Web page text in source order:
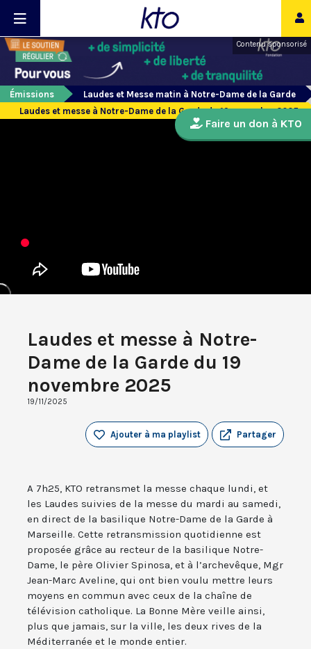
Contenu sponsorisé
Émissions
Laudes et Messe matin à Notre-Dame de la Garde
Laudes et messe à Notre-Dame de la Garde du 19 novembre 2025
Laudes et messe à Notre-
Dame de la Garde du 19
novembre 2025
19/11/2025
Partager
Ajouter à ma playlist
A 7h25, KTO retransmet la messe chaque lundi, et
les Laudes suivies de la messe du mardi au samedi,
en direct de la basilique Notre-Dame de la Garde à
Marseille. Cette retransmission quotidienne est
proposée grâce au recteur de la basilique Notre-
Dame, le père Olivier Spinosa, et à l’archevêque, Mgr
Jean-Marc Aveline, qui ont bien voulu mettre leurs
moyens en commun avec ceux de la chaîne de
télévision catholique. La Bonne Mère veille ainsi,
plus que jamais, sur la ville, les deux rives de la
Méditerranée et le monde entier.
Faire un don à KTO